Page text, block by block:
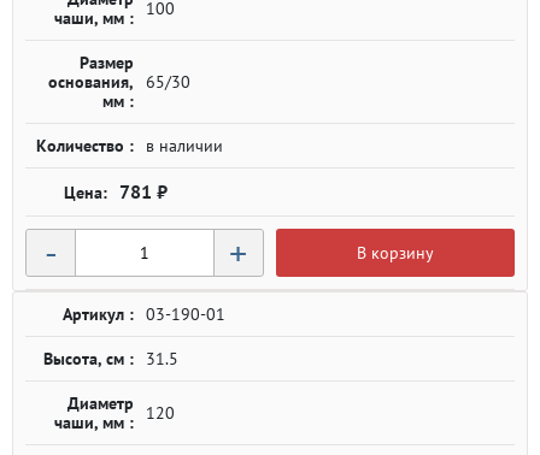
чаши, мм :
100
Размер
основания,
мм :
65/30
Количество : в наличии
781 ₽
- + В корзину
Артикул : 03-190-01
Высота, см : 31.5
Диаметр
чаши, мм :
120